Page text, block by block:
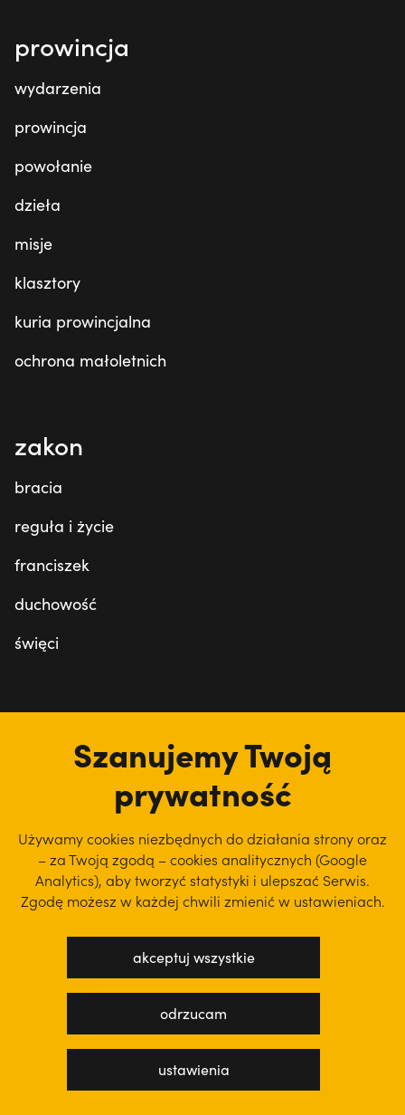
prowincja
wydarzenia
prowincja
powołanie
dzieła
misje
klasztory
kuria prowincjalna
ochrona małoletnich
zakon
bracia
reguła i życie
franciszek
duchowość
święci
regulamin serwisu
Szanujemy Twoją
prywatność
Używamy cookies niezbędnych do działania strony oraz
– za Twoją zgodą – cookies analitycznych (Google
Analytics), abytworzyć statystyki i ulepszać Serwis.
Zgodę możesz w każdej chwili zmienić w ustawieniach.
akceptuj wszystkie
odrzucam
ustawienia